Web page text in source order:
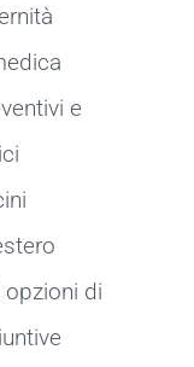
e
opzioni di